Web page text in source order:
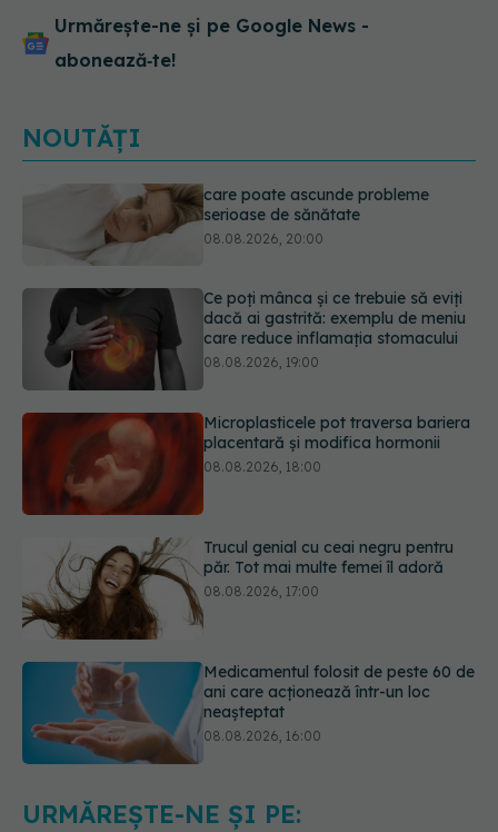
Urmărește-ne și pe Google News -
abonează‑te!
NOUTĂȚI
Ce poți mânca și ce trebuie să eviți
dacă ai gastrită: exemplu de meniu
Microplasticele pot traversa bariera
placentară și modifica hormonii
Trucul genial cu ceai negru pentru
Medicamentul folosit de peste 60 de
Transpirații nocturne: semnul ignorat
care poate ascunde probleme
URMĂREȘTE-NE ȘI PE: